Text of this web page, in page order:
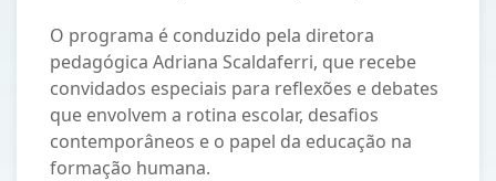
O programa é conduzido pela diretora
pedagógica Adriana Scaldaferri, que recebe
convidados especiais para reflexões e debates
que envolvem a rotina escolar, desafios
contemporâneos e o papel da educação na
formação humana.